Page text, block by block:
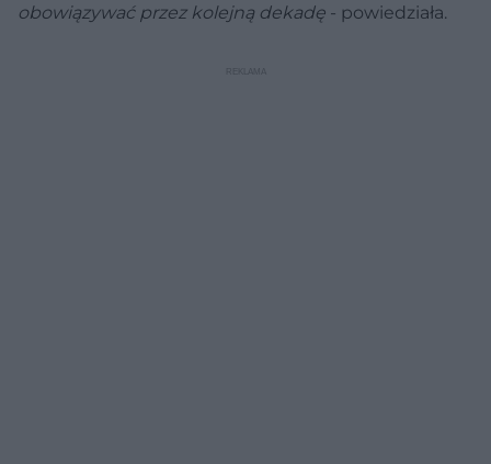
obowiązywać przez kolejną dekadę - powiedziała.